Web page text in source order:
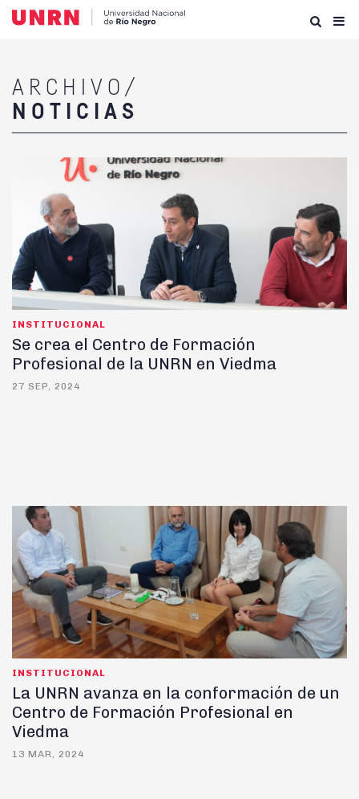
ARCHIVO/
NOTICIAS
INSTITUCIONAL
Se crea el Centro de Formación
Profesional de la UNRN en Viedma
27 SEP, 2024
INSTITUCIONAL
La UNRN avanza en la conformación de un
Centro de Formación Profesional en
Viedma
13 MAR, 2024